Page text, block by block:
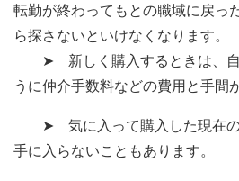
転勤が終わってもとの職域に戻っ
ら探さないといけなくなります。
➤ 新しく購入するときは、自
うに仲介手数料などの費用と手間
➤ 気に入って購入した現在の
手に入らないこともあります。